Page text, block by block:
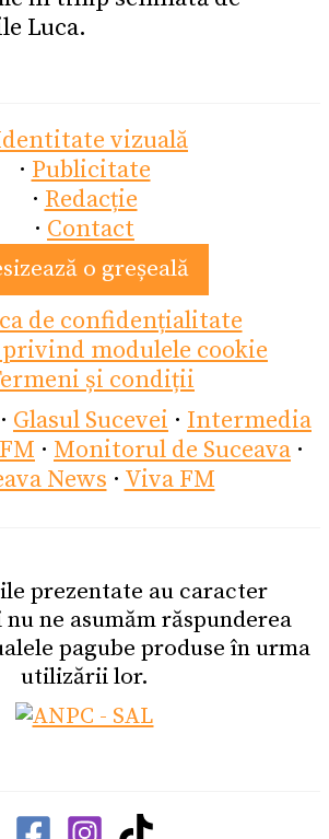
Luca.
vizuală
· Publicitate
· Redacție
· Contact
o greșeală
de confidențialitate
modulele cookie
și condiții
· Glasul Sucevei · Intermedia
· Monitorul de Suceava ·
News · Viva FM
prezentate au caracter
ne asumăm răspunderea
pagube produse în urma
utilizării lor.